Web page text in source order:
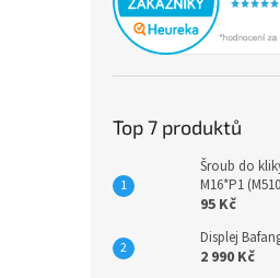
Top 7 produktů
Šroub do
M16*P1
95 Kč
Displej
2 990 Kč